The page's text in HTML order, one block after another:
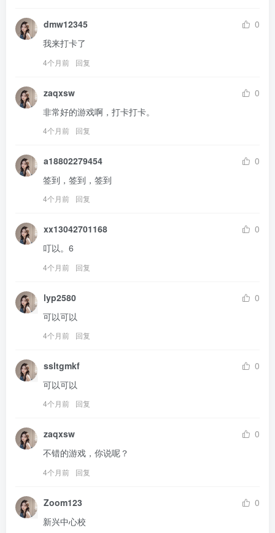
dmw12345
0
我来打卡了
4个月前 回复
zaqxsw
0
非常好的游戏啊，打卡打卡。
4个月前 回复
a18802279454
0
签到，签到，签到
4个月前 回复
xx13042701168
0
叮以。6
4个月前 回复
lyp2580
0
可以可以
4个月前 回复
ssltgmkf
0
可以可以
4个月前 回复
zaqxsw
0
不错的游戏，你说呢？
4个月前 回复
Zoom123
0
新兴中心校